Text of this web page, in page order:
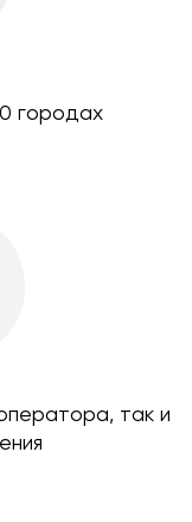
городах
так и